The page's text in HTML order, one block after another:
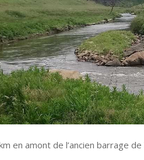
en amont de l’ancien barrage